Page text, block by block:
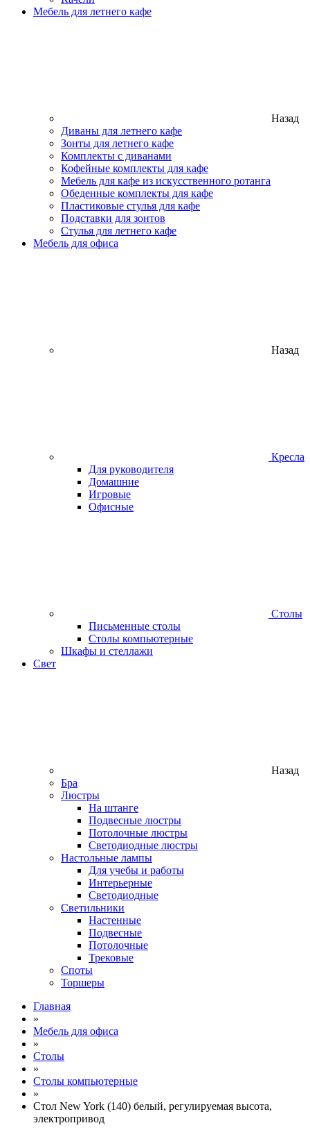
Мебель для летнего кафе
Назад
Диваны для летнего кафе
Зонты для летнего кафе
Комплекты с диванами
Кофейные комплекты для кафе
Мебель для кафе из искусственного ротанга
Обеденные комплекты для кафе
Пластиковые стулья для кафе
Подставки для зонтов
Стулья для летнего кафе
Мебель для офиса
Назад
Кресла
Для руководителя
Домашние
Игровые
Офисные
Столы
Письменные столы
Столы компьютерные
Шкафы и стеллажи
Свет
Назад
Бра
Люстры
На штанге
Подвесные люстры
Потолочные люстры
Светодиодные люстры
Настольные лампы
Для учебы и работы
Интерьерные
Светодиодные
Светильники
Настенные
Подвесные
Потолочные
Трековые
Споты
Торшеры
Главная
»
Мебель для офиса
»
Столы
»
Столы компьютерные
»
Стол New York (140) белый, регулируемая высота,
электропривод